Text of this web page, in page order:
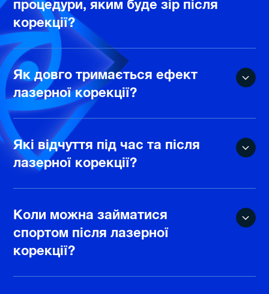
процедури, яким буде зір після
корекції?
Як довго тримається ефект
лазерної корекції?
Які відчуття під час та після
лазерної корекції?
Коли можна займатися
спортом після лазерної
корекції?